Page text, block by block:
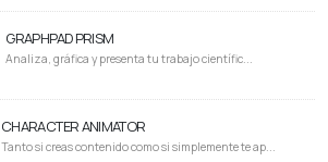
GRAPHPAD PRISM
Analiza, gráfica y presenta tu trabajo científic...
CHARACTER ANIMATOR
Tanto si creas contenido como si simplemente te ap...